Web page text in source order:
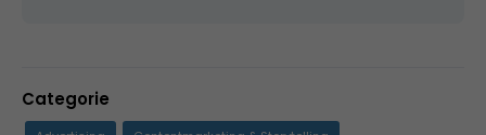
Categorie